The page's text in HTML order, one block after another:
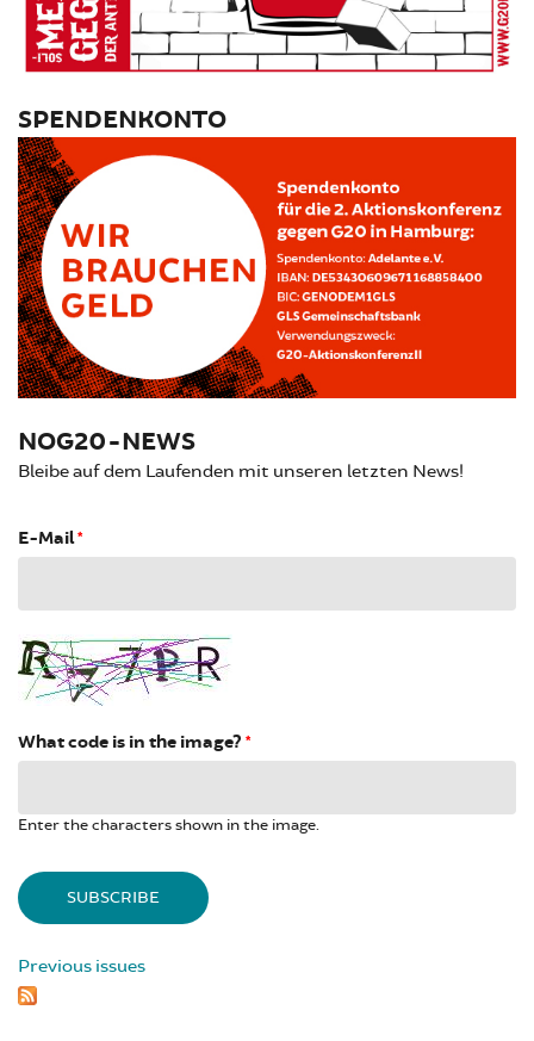
SPENDENKONTO
NOG20-NEWS
Bleibe auf dem Laufenden mit unseren letzten News!
E-Mail*
What code is in the image? *
Enter the characters shown in the image.
Previous issues